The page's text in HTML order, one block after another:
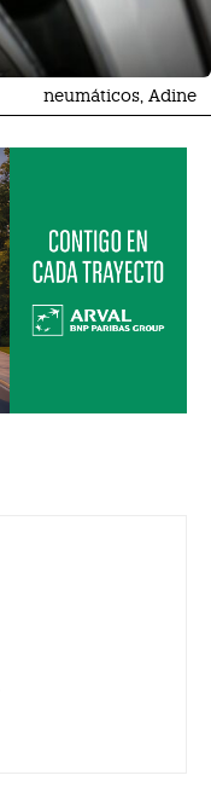
neumáticos, Adine